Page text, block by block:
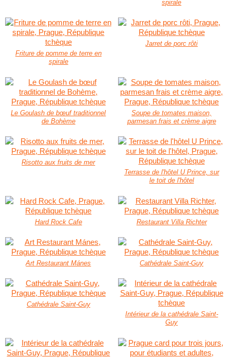
spirale
Friture de pomme de terre en
spirale
Jarret de porc rôti
Le Goulash de bœuf traditionnel
de Bohème
Soupe de tomates maison,
parmesan frais et crème aigre
Risotto aux fruits de mer
Terrasse de l'hôtel U Prince, sur
le toit de l'hôtel
Hard Rock Cafe Restaurant Villa Richter
Art Restaurant Mánes Cathédrale Saint-Guy
Cathédrale Saint-Guy
Intérieur de la cathédrale Saint-
Guy